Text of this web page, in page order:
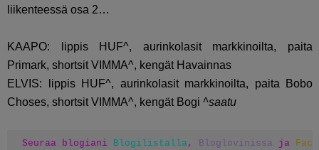
liikenteessä osa 2…
KAAPO: lippis HUF^, aurinkolasit markkinoilta, paita
Primark, shortsit VIMMA^, kengät Havainnas
ELVIS: lippis HUF^, aurinkolasit markkinoilta, paita Bobo
Choses, shortsit VIMMA^, kengät Bogi ^saatu
Seuraa blogiani Blogilistalla, Bloglovinissa ja